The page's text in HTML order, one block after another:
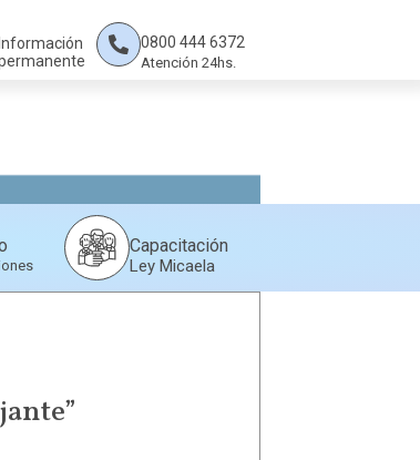
0800 444 6372
Atención 24hs.
Capacitación
Ley Micaela